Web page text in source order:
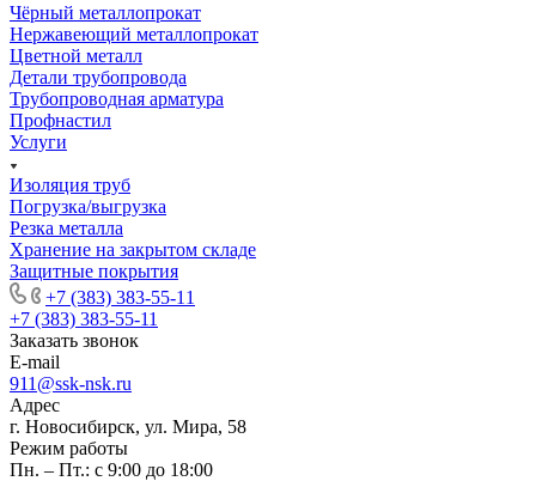
Чёрный металлопрокат
Нержавеющий металлопрокат
Цветной металл
Детали трубопровода
Трубопроводная арматура
Профнастил
Услуги
Изоляция труб
Погрузка/выгрузка
Резка металла
Хранение на закрытом складе
Защитные покрытия
+7 (383) 383-55-11
+7 (383) 383-55-11
Заказать звонок
E-mail
911@ssk-nsk.ru
Адрес
г. Новосибирск, ул. Мира, 58
Режим работы
Пн. – Пт.: с 9:00 до 18:00